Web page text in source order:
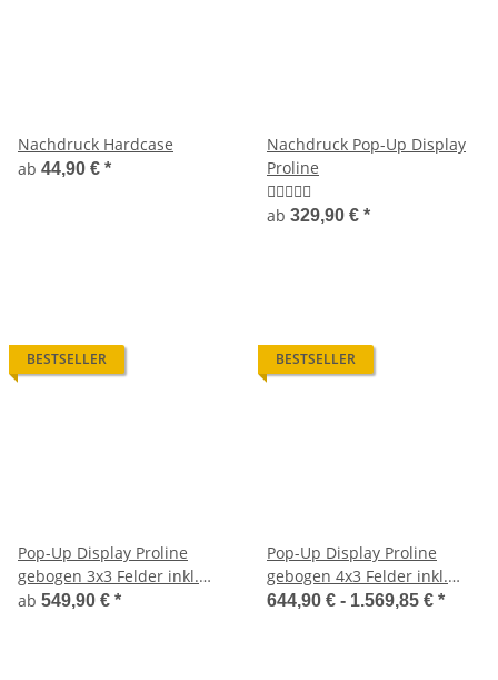
Nachdruck Hardcase
ab 44,90 € *
Nachdruck Pop-Up Display
Proline
ab 329,90 € *
BESTSELLER
Pop-Up Display Proline
gebogen 3x3 Felder inkl.
Druck
ab 549,90 € *
BESTSELLER
Pop-Up Display Proline
gebogen 4x3 Felder inkl.
Druck
644,90 € - 1.569,85 € *